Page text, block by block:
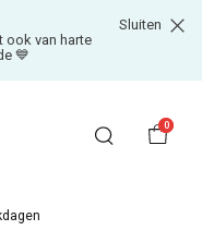
ook van harte
💙
Sluiten
0